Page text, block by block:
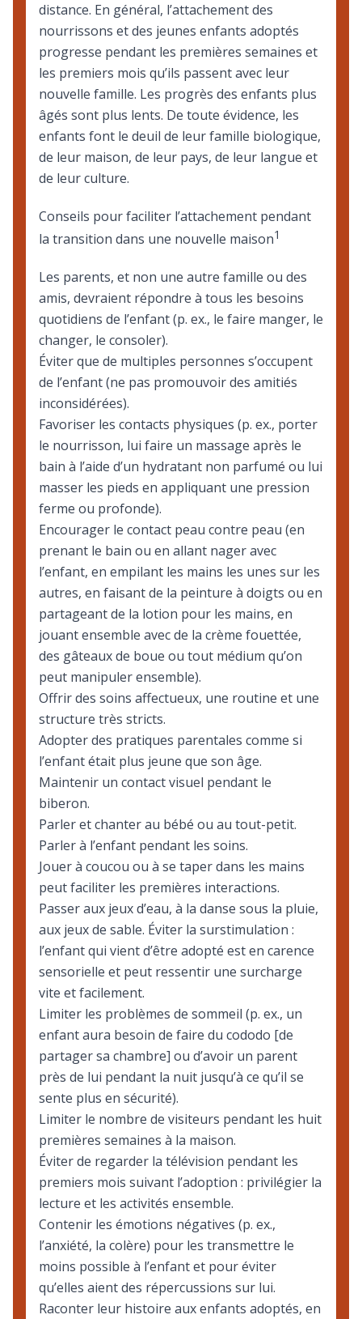
distance. En général, l’attachement des
nourrissons et des jeunes enfants adoptés
progresse pendant les premières semaines et
les premiers mois qu’ils passent avec leur
nouvelle famille. Les progrès des enfants plus
âgés sont plus lents. De toute évidence, les
enfants font le deuil de leur famille biologique,
de leur maison, de leur pays, de leur langue et
de leur culture.
Conseils pour faciliter l’attachement pendant
la transition dans une nouvelle maison1
Les parents, et non une autre famille ou des
amis, devraient répondre à tous les besoins
quotidiens de l’enfant (p. ex., le faire manger, le
changer, le consoler).
Éviter que de multiples personnes s’occupent
de l’enfant (ne pas promouvoir des amitiés
inconsidérées).
Favoriser les contacts physiques (p. ex., porter
le nourrisson, lui faire un massage après le
bain à l’aide d’un hydratant non parfumé ou lui
masser les pieds en appliquant une pression
ferme ou profonde).
Encourager le contact peau contre peau (en
prenant le bain ou en allant nager avec
l’enfant, en empilant les mains les unes sur les
autres, en faisant de la peinture à doigts ou en
partageant de la lotion pour les mains, en
jouant ensemble avec de la crème fouettée,
des gâteaux de boue ou tout médium qu’on
peut manipuler ensemble).
Offrir des soins affectueux, une routine et une
structure très stricts.
Adopter des pratiques parentales comme si
l’enfant était plus jeune que son âge.
Maintenir un contact visuel pendant le
biberon.
Parler et chanter au bébé ou au tout-petit.
Parler à l’enfant pendant les soins.
Jouer à coucou ou à se taper dans les mains
peut faciliter les premières interactions.
Passer aux jeux d’eau, à la danse sous la pluie,
aux jeux de sable. Éviter la surstimulation :
l’enfant qui vient d’être adopté est en carence
sensorielle et peut ressentir une surcharge
vite et facilement.
Limiter les problèmes de sommeil (p. ex., un
enfant aura besoin de faire du cododo [de
partager sa chambre] ou d’avoir un parent
près de lui pendant la nuit jusqu’à ce qu’il se
sente plus en sécurité).
Limiter le nombre de visiteurs pendant les huit
premières semaines à la maison.
Éviter de regarder la télévision pendant les
premiers mois suivant l’adoption : privilégier la
lecture et les activités ensemble.
Contenir les émotions négatives (p. ex.,
l’anxiété, la colère) pour les transmettre le
moins possible à l’enfant et pour éviter
qu’elles aient des répercussions sur lui.
Raconter leur histoire aux enfants adoptés, en